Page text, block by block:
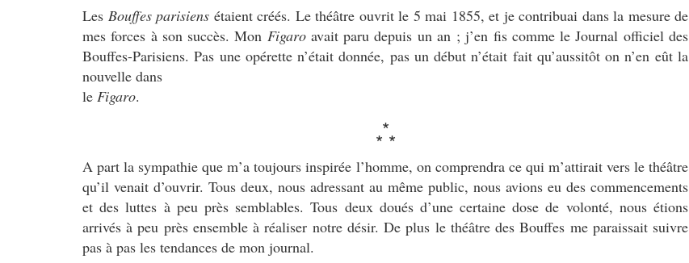
Les Bouffes parisiens étaient créés. Le théâtre ouvrit le 5 mai 1855, et je contribuai dans la mesure de
mes forces à son succès. Mon Figaroavait paru depuis un an ; j’en fis comme le Journal officiel des
Bouffes-Parisiens. Pas une opérette n’était donnée, pas un début n’était fait qu’aussitôt on n’en eût la
nouvelle dans
le Figaro.
*
* *
A part la sympathie que m’a toujours inspirée l’homme, on comprendra ce qui m’attirait vers le théâtre
qu’il venait d’ouvrir. Tous deux, nous adressant au même public, nous avions eu des commencements
et des luttes à peu près semblables. Tous deux doués d’une certaine dose de volonté, nous étions
arrivés à peu près ensemble à réaliser notre désir. De plus le théâtre des Bouffes me paraissait suivre
pas à pas les tendances de mon journal.